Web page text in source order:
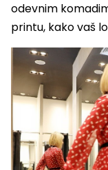
odevnim
printu, kako vaš